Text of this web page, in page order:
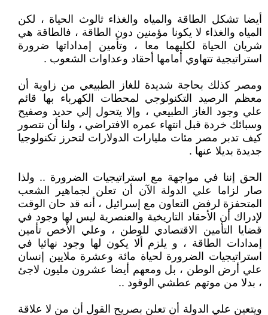
أيضا تشكل الطاقة والمياه والغذاء ثالوث الحياة ، لكن
المياه والغذاء لا يكونا مؤمنين دون الطاقة ، فالطاقة هي
شريان الحياة لكليهما معا ، وتأمين إمداداتها ضرورة
استراتيجية تتهاوي أمامها أحقاد وعداوات الشعوب .
ومصر كذلك بحاجة شديدة للغاز الطبيعي من زاوية أن
معظم الرصيد التكنولوجي لمحطات الكهرباء بها قائم
علي وجود الغاز الطبيعي ، وإلا يتحول إلي حديد وصفيح
وسبائك خردة قبل انتهاء عمره الافتراضي ، ولنا أن نتصور
كيف تدبر مصر مئات مليارات الدولارات لتحرز تكنولوجيا
جديدة بديلا عنها .
الحق إننا في مواجهة مع استراتيجيات الضرورة .. ولذا
صار لزاما علي الدولة الآن أن تعلن لجماهير الشعب
المتحفزة لرفض التعاون مع إسرائيل ، أنه قد حان الوقت
لإدراك أن الأحقاد التاريخية والعنصرية ليس لها وجود في
قضايا التأمين الاقتصادي للوطن ، وعلي الأخص تأمين
إمدادات الطاقة ، و يلزم ألا يكون لها وجود نهائيا في
استراتيجيات الضرورة لحياة مائة وعشرة ملايين إنسان
علي أرض الوطن ، بل ومعهم أيضا عشرون مليون لاجئ
، بدلا من موتهم عطشي الوقود ..
ويتعين علي الدولة أن تعلن بصريح القول أن من لا علاقة